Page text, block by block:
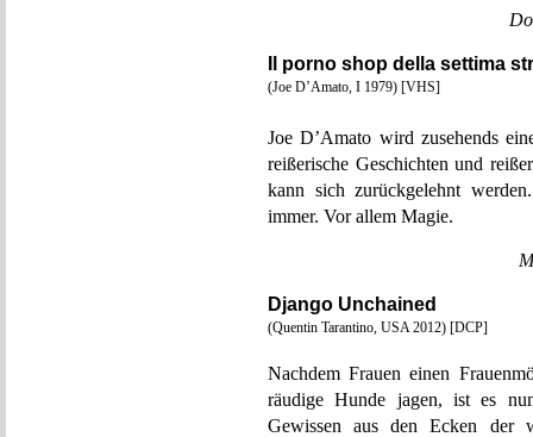
Il porno shop della settima
(Joe D’Amato, I 1979) [VHS]
Joe D’Amato wird zusehends
reißerische Geschichten und
kann sich zurückgelehnt
immer. Vor allem Magie.
Django Unchained
(Quentin Tarantino, USA 2012) [DCP]
Nachdem Frauen einen
räudige Hunde jagen, ist es
Gewissen aus den Ecken der